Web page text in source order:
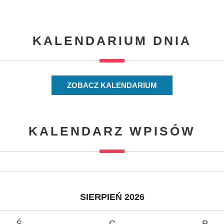
KALENDARIUM DNIA
ZOBACZ KALENDARIUM
KALENDARZ WPISÓW
SIERPIEŃ 2026